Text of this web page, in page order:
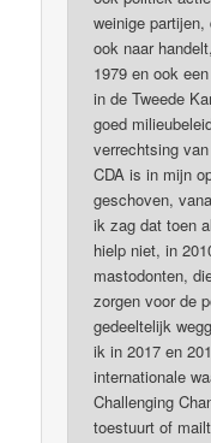
weinige
ook naar
1979 en ook
in de Tweede
goed
verrechtsing
CDA is in mijn
geschoven,
ik zag dat toen
hielp niet, in
mastodonten,
zorgen voor de
gedeeltelijk
ik in 2017 en
internationale
Challenging
toestuurt of